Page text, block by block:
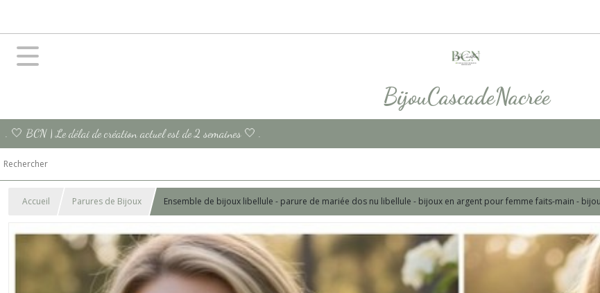
BijouCascadeNacrée
. 🤍 BCN | Le délai de création actuel est de 2 semaines 🤍 .
Accueil Parures de Bijoux Ensemble de bijoux libellule - parure de mariée dos nu libellule - bijoux en argent pour femme faits-main -